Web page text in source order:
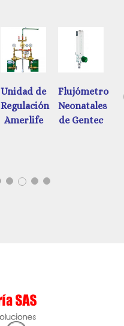
Unidad de
Regulación
Amerlife
Flujómetros
Neonatales
de Gentec